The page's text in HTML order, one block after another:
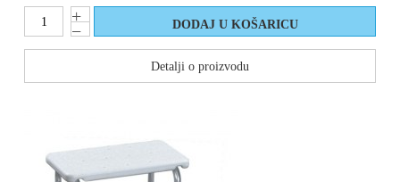
Detalji o proizvodu